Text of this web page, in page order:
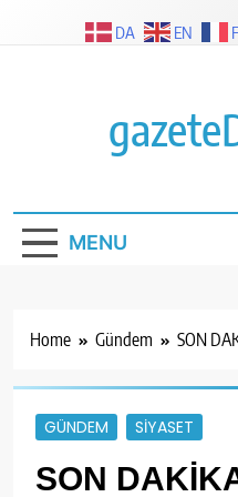
MENU
Home Gündem SON
GÜNDEM SIYASET
SON
DA EN